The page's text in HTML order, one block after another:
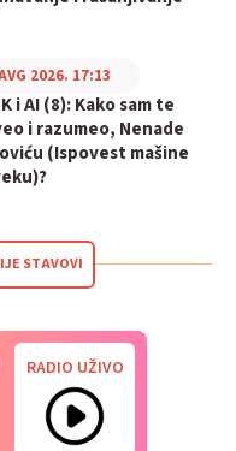
i AI (8): Kako sam te
i razumeo, Nenade
(Ispovest mašine
2026. 17:13
STAVOVI
RADIO UŽIVO